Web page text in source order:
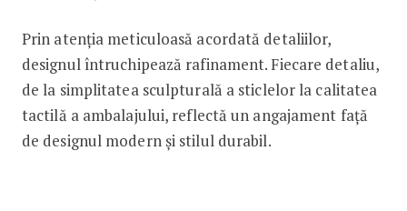
Prin atenția meticuloasă acordată detaliilor,
designul întruchipează rafinament. Fiecare detaliu,
de la simplitatea sculpturală a sticlelor la calitatea
tactilă a ambalajului, reflectă un angajament față
de designul modern și stilul durabil.